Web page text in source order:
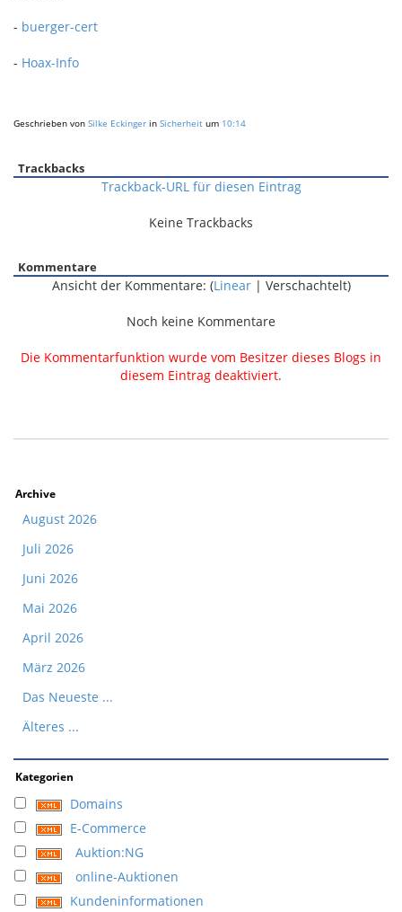
- buerger-cert
- Hoax-Info
Geschrieben von Silke Eckinger in Sicherheit um 10:14
Trackbacks
Trackback-URL für diesen Eintrag
Keine Trackbacks
Kommentare
Ansicht der Kommentare: (Linear| Verschachtelt)
Noch keine Kommentare
Die Kommentarfunktion wurde vom Besitzer dieses Blogs in
diesem Eintrag deaktiviert.
Archive
August 2026
Juli 2026
Juni 2026
Mai 2026
April 2026
März 2026
Das Neueste ...
Älteres ...
Kategorien
Domains
E-Commerce
Auktion:NG
online-Auktionen
Kundeninformationen